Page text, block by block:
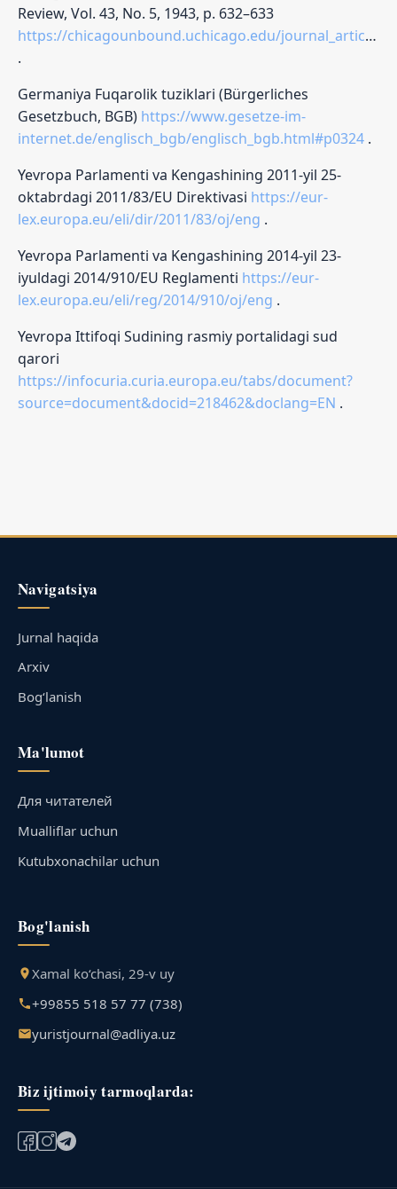
Review, Vol. 43, No. 5, 1943, p. 632–633
https://chicagounbound.uchicago.edu/journal_articles/7738/?
.
Germaniya Fuqarolik tuziklari (Bürgerliches
Gesetzbuch, BGB) https://www.gesetze-im-
internet.de/englisch_bgb/englisch_bgb.html#p0324 .
Yevropa Parlamenti va Kengashining 2011-yil 25-
oktabrdagi 2011/83/EU Direktivasi https://eur-
lex.europa.eu/eli/dir/2011/83/oj/eng .
Yevropa Parlamenti va Kengashining 2014-yil 23-
iyuldagi 2014/910/EU Reglamenti https://eur-
lex.europa.eu/eli/reg/2014/910/oj/eng .
Yevropa Ittifoqi Sudining rasmiy portalidagi sud
qarori
https://infocuria.curia.europa.eu/tabs/document?
source=document&docid=218462&doclang=EN .
Navigatsiya
Jurnal haqida
Arxiv
Bog‘lanish
Ma'lumot
Для читателей
Mualliflar uchun
Kutubxonachilar uchun
Bog'lanish
Xamal ko‘chasi, 29-v uy
+99855 518 57 77 (738)
yuristjournal@adliya.uz
Biz ijtimoiy tarmoqlarda: